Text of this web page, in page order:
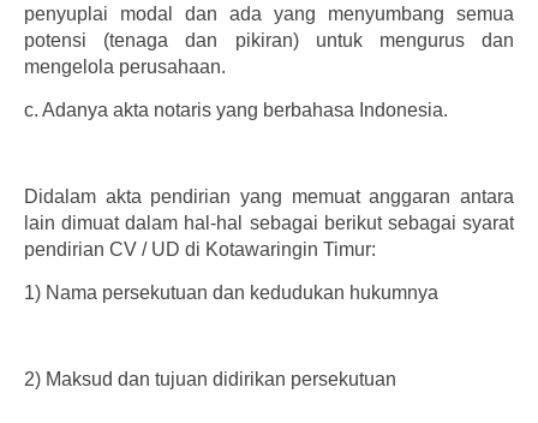
penyuplai modal dan ada yang menyumbang semua
potensi (tenaga dan pikiran) untuk mengurus dan
mengelola perusahaan.
c. Adanya akta notaris yang berbahasa Indonesia.
Didalam akta pendirian yang memuat anggaran antara
lain dimuat dalam hal-hal sebagai berikut sebagai syarat
pendirian CV / UD di Kotawaringin Timur:
1) Nama persekutuan dan kedudukan hukumnya
2) Maksud dan tujuan didirikan persekutuan